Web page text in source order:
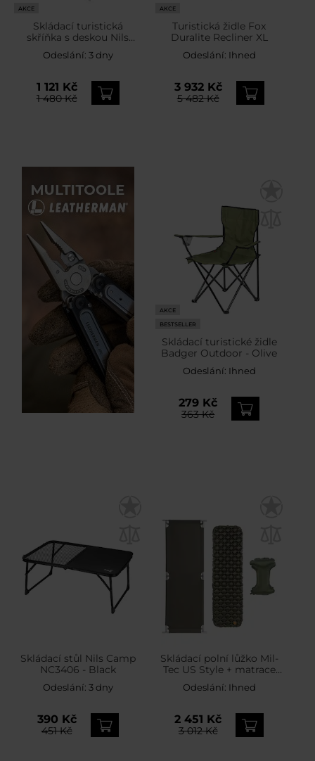
AKCE
Skládací turistická
skříňka s deskou Nils
Camp NC3036
Odeslání: 3 dny
1 121 Kč
1 480 Kč
AKCE
Turistická židle Fox
Duralite Recliner XL
Odeslání: Ihned
3 932 Kč
5 482 Kč
AKCE
BESTSELLER
Skládací turistické židle
Badger Outdoor - Olive
Odeslání: Ihned
279 Kč
363 Kč
Skládací stůl Nils Camp
NC3406 - Black
Odeslání: 3 dny
390 Kč
451 Kč
Skládací polní lůžko Mil-
Tec US Style + matrace
Badger Outdoor + polštář
- sada
Odeslání: Ihned
2 451 Kč
3 012 Kč